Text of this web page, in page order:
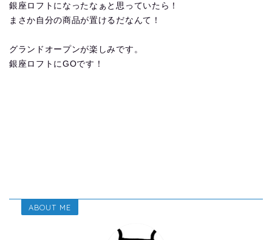
銀座ロフトになったなぁと思っていたら！
まさか自分の商品が置けるだなんて！
グランドオープンが楽しみです。
銀座ロフトにGOです！
ABOUT ME